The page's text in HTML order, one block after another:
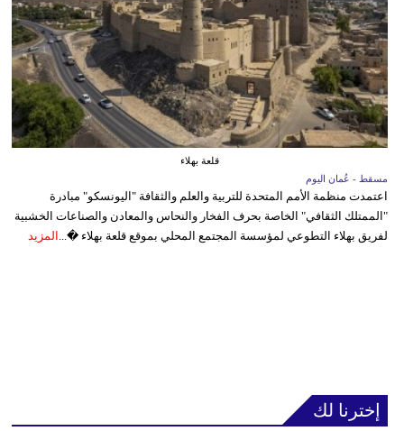
قلعة بهلاء
مسقط - عُمان اليوم
اعتمدت منظمة الأمم المتحدة للتربية والعلم والثقافة "اليونسكو" مبادرة
"الممتلك الثقافي" الخاصة بحرف الفخار والنحاس والمعادن والصناعات الخشبية
لفريق بهلاء التطوعي لمؤسسة المجتمع المحلي بموقع قلعة بهلاء �... المزيد
إخترنا لك